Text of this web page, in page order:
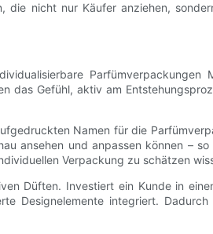
nicht nur Käufer anziehen,
Parfümverpackungen
das Gefühl, aktiv am
Namen für die
ansehen und anpassen können –
Verpackung zu schätzen
Düften. Investiert ein Kunde in
Designelemente integriert.